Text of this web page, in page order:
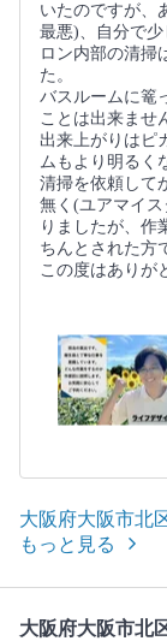
いたのですが、
最悪)、自分で
ロン内部の清掃
た。
バスルームに篭
ことは出来ませ
出来上がりはピ
ムもより明るく
清掃を依頼して
無く(ユアマイ
りましたが、作
ちんとされた方
この度はありが
大阪府大阪市北
もっと見る
大阪府大阪市北